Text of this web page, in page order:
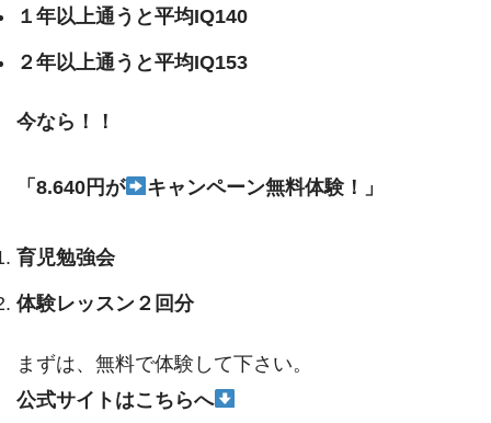
１年以上通うと平均IQ140
２年以上通うと平均IQ153
今なら！！
「8.640円が キャンペーン無料体験！」
育児勉強会
体験レッスン２回分
まずは、無料で体験して下さい。
公式サイトはこちらへ